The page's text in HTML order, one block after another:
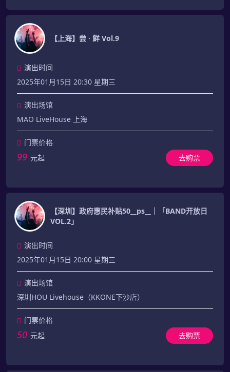
【上海】尝 · 鲜 Vol.9
演出时间
2025年01月15日 20:30 星期三
演出场馆
MAO LiveHouse 上海
门票价格
99 元起 去购票
【深圳】政府惠民补贴50__ps__｜「BAND开放日
VOL.2」
演出时间
2025年01月15日 20:00 星期三
演出场馆
深圳HOU Livehouse（KKONE下沙店）
门票价格
50 元起 去购票